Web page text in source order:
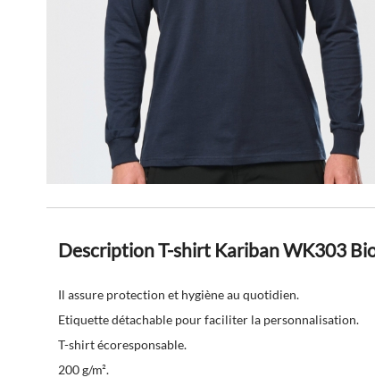
Description T-shirt Kariban WK303
Il assure protection et hygiène au quotidien.
Etiquette détachable pour faciliter la personnalisation.
T-shirt écoresponsable.
200 g/m².